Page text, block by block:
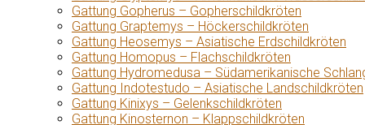
Gattung Gopherus – Gopherschildkröten
Gattung Graptemys – Höckerschildkröten
Gattung Heosemys – Asiatische Erdschildkröten
Gattung Homopus – Flachschildkröten
Gattung Hydromedusa – Südamerikanische
Gattung Indotestudo – Asiatische Landschildkröten
Gattung Kinixys – Gelenkschildkröten
Gattung Kinosternon – Klappschildkröten